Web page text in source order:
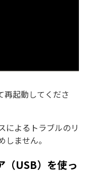
起動してくださ
によるトラブルのリ
ません。
（USB）を使っ